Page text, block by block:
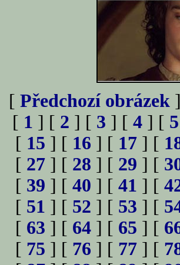
[ Předchozí obrázek
[ 1 ] [ 2 ] [ 3 ] [ 4 ] [ 5
[ 15 ] [ 16 ] [ 17 ] [
[ 27 ] [ 28 ] [ 29 ] [
[ 39 ] [ 40 ] [ 41 ] [
[ 51 ] [ 52 ] [ 53 ] [
[ 63 ] [ 64 ] [ 65 ] [
[ 75 ] [ 76 ] [ 77 ] [